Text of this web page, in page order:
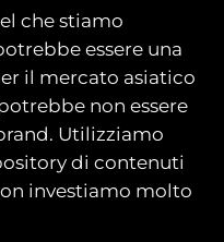
che stiamo
essere una
il mercato asiatico
non essere
Utilizziamo
di contenuti
investiamo molto